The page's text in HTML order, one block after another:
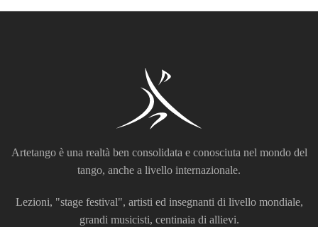
Artetango è una realtà ben consolidata e conosciuta nel mondo del
tango, anche a livello internazionale.
Lezioni, "stage festival", artisti ed insegnanti di livello mondiale,
grandi musicisti, centinaia di allievi.